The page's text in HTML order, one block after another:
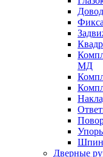
МД
Дверные